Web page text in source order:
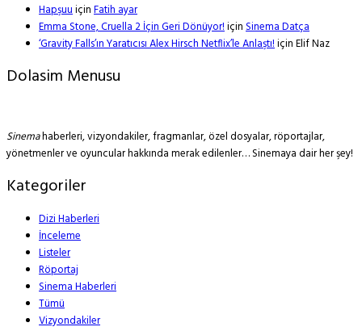
HapşuuiçinFatih ayar
Emma Stone, Cruella 2 İçin Geri Dönüyor!içinSinema Datça
‘Gravity Falls’ın Yaratıcısı Alex Hirsch Netflix’le Anlaştı!içinElif Naz
Dolasim Menusu
Sinemahaberleri, vizyondakiler, fragmanlar, özel dosyalar, röportajlar,
yönetmenler ve oyuncular hakkında merak edilenler… Sinemaya dair her şey!
Kategoriler
Dizi Haberleri
İnceleme
Listeler
Röportaj
Sinema Haberleri
Tümü
Vizyondakiler